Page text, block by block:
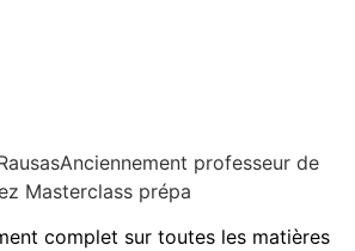
Anciennement professeur de
Masterclass prépa
complet sur toutes les matières